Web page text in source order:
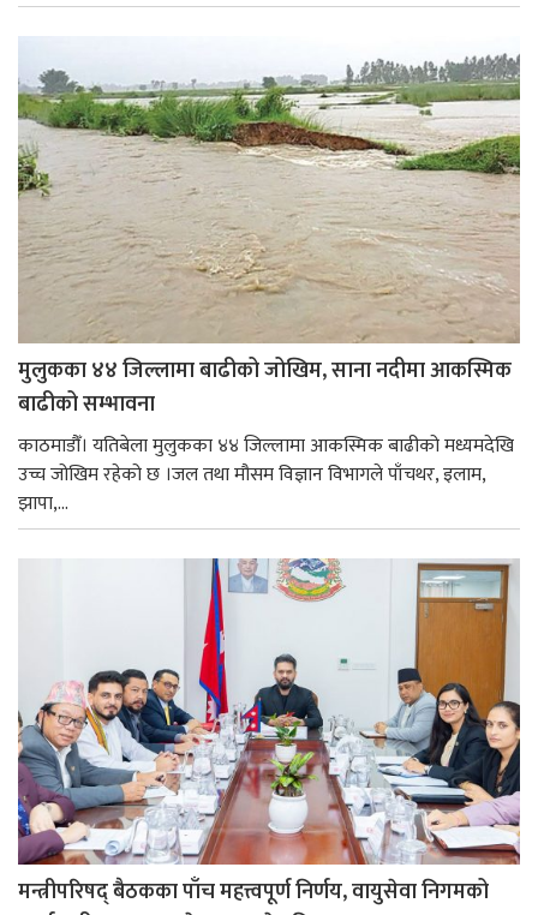
मुलुकका ४४ जिल्लामा बाढीको जोखिम, साना नदीमा आकस्मिक
बाढीको सम्भावना
काठमाडौँ। यतिबेला मुलुकका ४४ जिल्लामा आकस्मिक बाढीको मध्यमदेखि
उच्च जोखिम रहेको छ ।जल तथा मौसम विज्ञान विभागले पाँचथर, इलाम,
झापा,...
मन्त्रीपरिषद् बैठकका पाँच महत्त्वपूर्ण निर्णय, वायुसेवा निगमको